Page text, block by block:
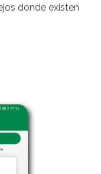
donde existen